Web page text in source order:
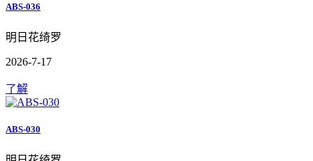
ABS-036
明日花绮罗
2026-7-17
了解
ABS-030